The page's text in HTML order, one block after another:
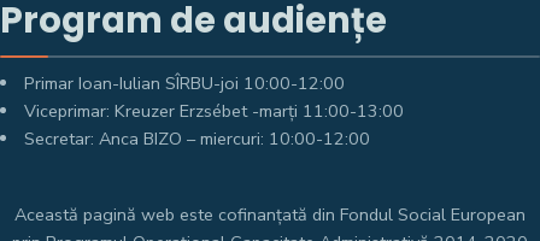
Program de audiențe
Primar Ioan-Iulian SÎRBU-joi 10:00-12:00
Viceprimar: Kreuzer Erzsébet -marți 11:00-13:00
Secretar: Anca BIZO – miercuri: 10:00-12:00
Această pagină web este cofinanțată din Fondul Social European